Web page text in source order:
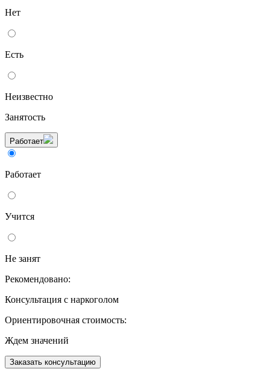
Нет
Есть
Неизвестно
Занятость
Работает
Работает
Учится
Не занят
Рекомендовано:
Консультация с наркоголом
Ориентировочная стоимость:
Ждем значений
Заказать консультацию